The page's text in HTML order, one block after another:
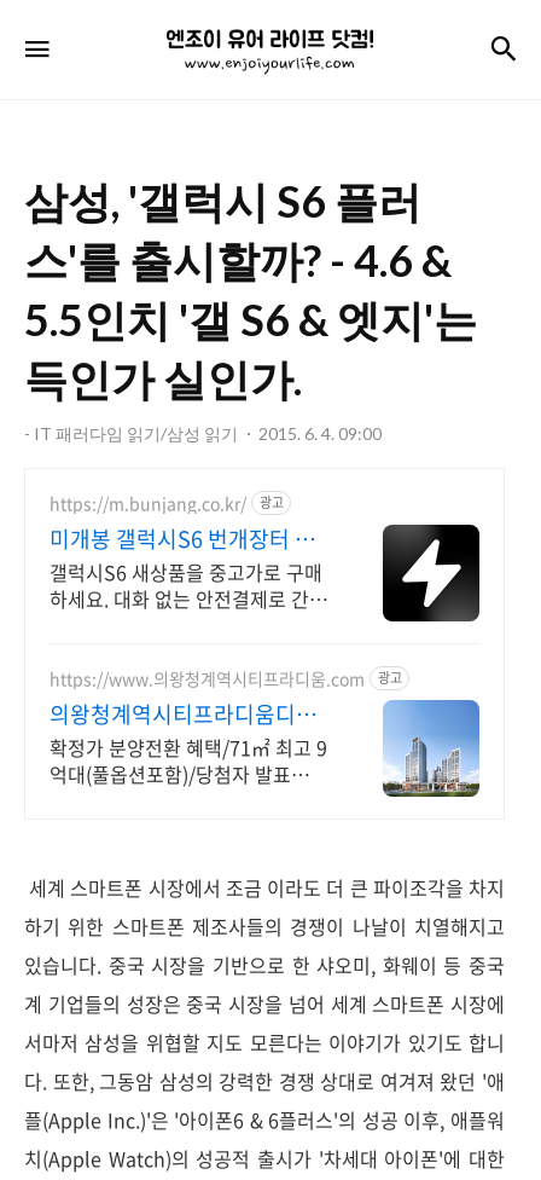
엔
조
어
라
이
프
닷
컴!
삼성, '갤럭시 S6 플러
스'를 출시할까? - 4.6 &
5.5인치 '갤 S6 & 엣지'는
득인가 실인가.
- IT 패러다임 읽기/삼성 읽기 2015. 6. 4. 09:00
https://m.bunjang.co.kr/ 광고
미개봉 갤럭시S6 번개장터 국
내 최대 브랜드 중고거래
갤럭시S6 새상품을 중고가로 구매
하세요. 대화 없는 안전결제로 간편
신규 상품 업로드
https://www.의왕청계역시티프라디움.com 광고
의왕청계역시티프라디움디하
모니
확정가 분양전환 혜택/71㎡ 최고 9
억대(풀옵션포함)/당첨자 발표
세계 스마트폰 시장에서 조금 이라도 더 큰 파이조각을 차지
하기 위한 스마트폰 제조사들의 경쟁이 나날이 치열해지고
있습니다. 중국 시장을 기반으로 한 샤오미, 화웨이 등 중국
계 기업들의 성장은 중국 시장을 넘어 세계 스마트폰 시장에
서마저 삼성을 위협할 지도 모른다는 이야기가 있기도 합니
다. 또한, 그동암 삼성의 강력한 경쟁 상대로 여겨져 왔던 '애
플(Apple Inc.)'은 '아이폰6 & 6플러스'의 성공 이후, 애플워
치(Apple Watch)의 성공적 출시가 '차세대 아이폰'에 대한